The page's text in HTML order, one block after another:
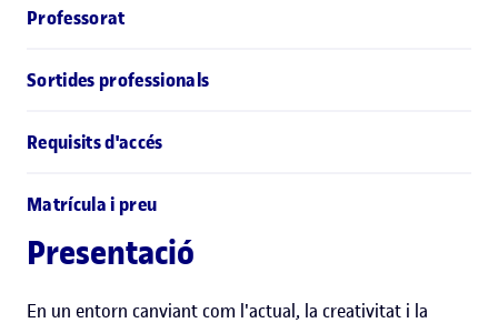
Professorat
Sortides professionals
Requisits d'accés
Matrícula i preu
Presentació
En un entorn canviant com l'actual, la creativitat i la